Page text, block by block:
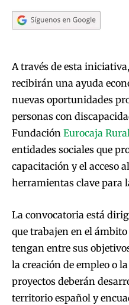
A través de esta
recibirán una ayuda
nuevas oportunidades
personas con
Fundación Eurocaja Rural
entidades sociales que
capacitación y el acceso
herramientas clave para
La convocatoria está
que trabajen en el
tengan entre sus
la creación de empleo o
proyectos deberán
territorio español y